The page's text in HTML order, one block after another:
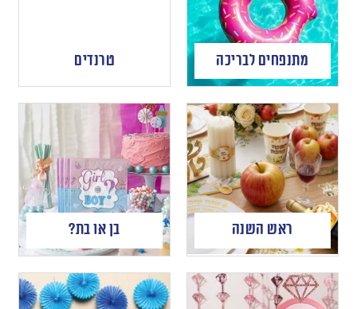
מתנפחים לבריכה טרנדים
ראש השנה בן או בת?